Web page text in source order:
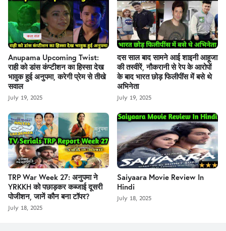
Anupama Upcoming Twist:
राही को डांस कंप्टीशन का हिस्सा देख
भावुक हुई अनुपमा, करेगी प्रेम से तीखे
सवाल
July 19, 2025
दस साल बाद सामने आई शाइनी आहूजा
की तस्वीरें, नौकरानी से रेप के आरोपों
के बाद भारत छोड़ फिलीपींस में बसे थे
अभिनेता
July 19, 2025
TRP War Week 27: अनुपमा ने
YRKKH को पछाड़कर कब्जाई दूसरी
पोजीशन, जानें कौन बना टॉपर?
July 18, 2025
Saiyaara Movie Review In
Hindi
July 18, 2025